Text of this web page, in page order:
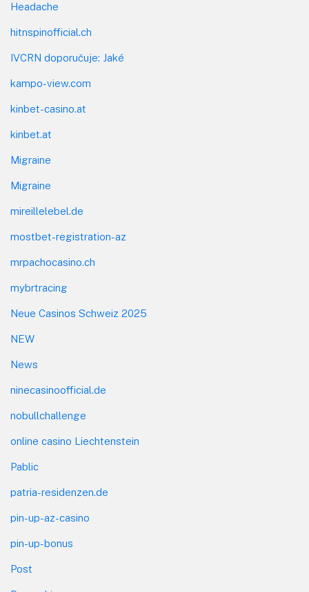
Headache
hitnspinofficial.ch
IVCRN doporučuje: Jaké
kampo-view.com
kinbet-casino.at
kinbet.at
Migraine
Migraine
mireillelebel.de
mostbet-registration-az
mrpachocasino.ch
mybrtracing
Neue Casinos Schweiz 2025
NEW
News
ninecasinoofficial.de
nobullchallenge
online casino Liechtenstein
Pablic
patria-residenzen.de
pin-up-az-casino
pin-up-bonus
Post